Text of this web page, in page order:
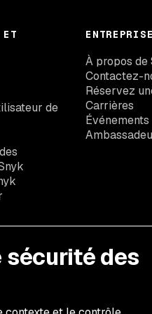
ET
de
À propos de
Contactez-
Réservez
Carrières
des